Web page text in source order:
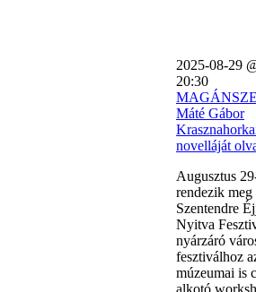
2025-08-29
20:30
Máté Gábor
novelláját
Augusztus
rendezik meg
Szentendre
Nyitva
nyárzáró
fesztiválhoz
múzeumai is